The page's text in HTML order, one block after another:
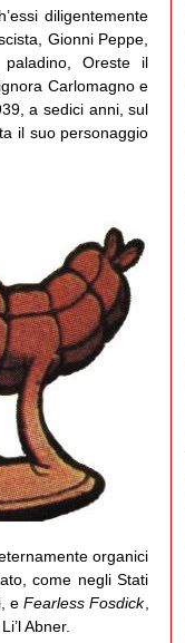
diligentemente
Gionni Peppe,
Oreste il
Carlomagno e
a sedici anni, sul
il suo personaggio
organici
come negli Stati
eFearless Fosdick,
Abner.